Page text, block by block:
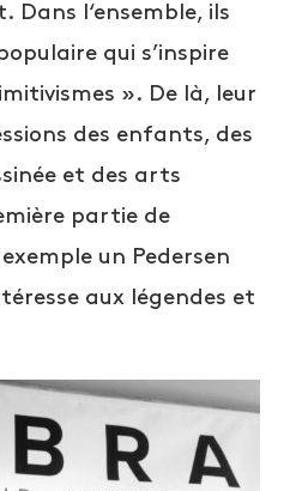
l‘ensemble, ils
qui s’inspire
». De là, leur
des enfants, des
et des arts
partie de
un Pedersen
aux légendes et